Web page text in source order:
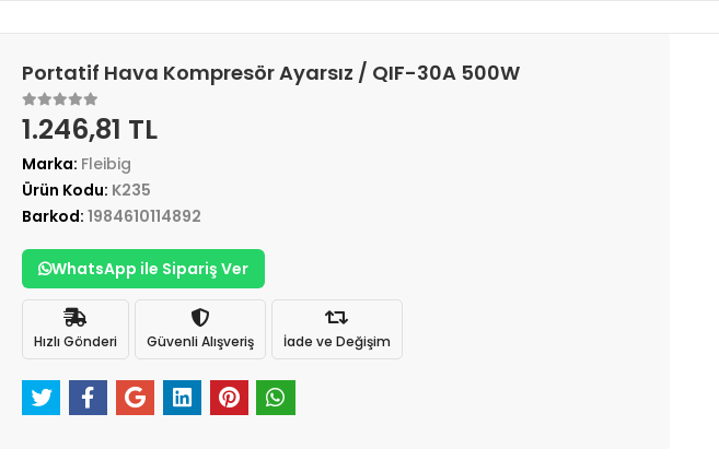
Portatif Hava Kompresör Ayarsız / QIF-30A 500W
1.246,81 TL
Marka: Fleibig
Ürün Kodu: K235
Barkod: 1984610114892
WhatsApp ile Sipariş Ver
Hızlı Gönderi Güvenli Alışveriş İade ve Değişim